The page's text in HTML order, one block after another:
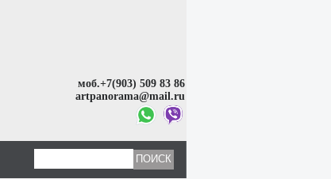
моб.+7(903) 509 83 86
artpanorama@mail.ru